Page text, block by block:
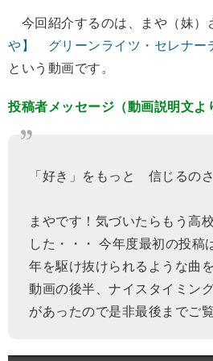
今回紹介するのは、まや（妹）
や】 グリーンライツ・セレナー
という動画です。
投稿者メッセージ（動画説明文よ
「好き」をもっと 信じるのさ
まやです！気づいたらもう高
した・・・ 今年度最初の投稿
年を駆け抜けられるような曲
動画の後半、ナイスタイミン
があったので是非最後までご